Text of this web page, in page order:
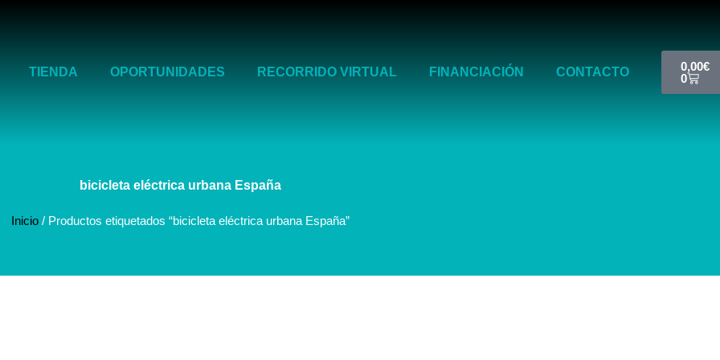
TIENDA OPORTUNIDADES RECORRIDO VIRTUAL FINANCIACIÓN CONTACTO 0,00€
0
bicicleta eléctrica urbana España
Inicio/ Productos etiquetados “bicicleta eléctrica urbana España”